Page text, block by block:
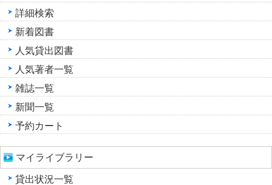
詳細検索
新着図書
人気貸出図書
人気著者一覧
雑誌一覧
新聞一覧
予約カート
マイライブラリー
貸出状況一覧